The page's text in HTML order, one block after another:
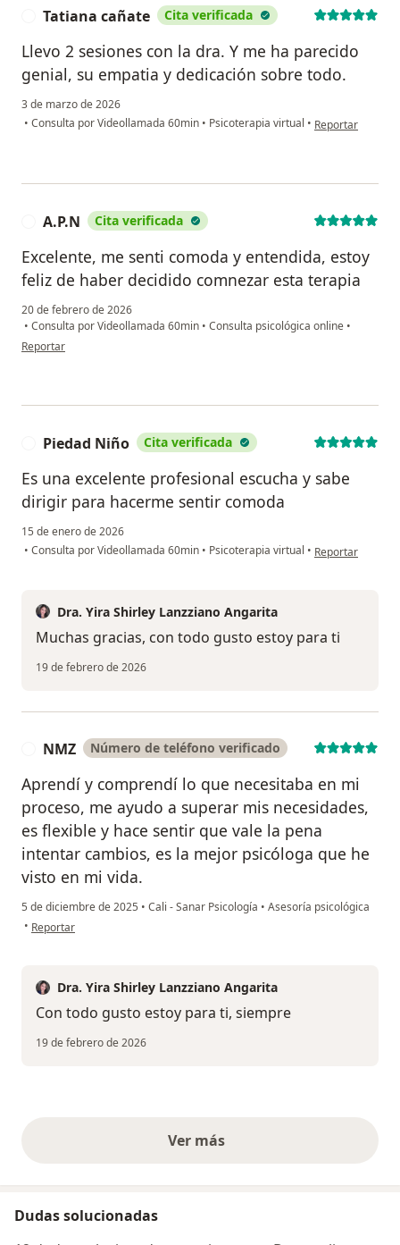
Tatiana cañate Cita verificada
Llevo 2 sesiones con la dra. Y me ha parecido
genial, su empatia y dedicación sobre todo.
3 de marzo de 2026
• Consulta por Videollamada 60min • Psicoterapia virtual • en opinión del
Reportar
A.P.N Cita verificada
Excelente, me senti comoda y entendida, estoy
feliz de haber decidido comnezar esta terapia
20 de febrero de 2026
• Consulta por Videollamada 60min • Consulta psicológica online •
en opinión del usuario A.P.N
Reportar
Piedad Niño Cita verificada
Es una excelente profesional escucha y sabe
dirigir para hacerme sentir comoda
15 de enero de 2026
• Consulta por Videollamada 60min • Psicoterapia virtual • en opinión del
Reportar
Dra. Yira Shirley Lanzziano Angarita
Muchas gracias, con todo gusto estoy para ti
19 de febrero de 2026
NMZ Número de teléfono verificado
Aprendí y comprendí lo que necesitaba en mi
proceso, me ayudo a superar mis necesidades,
es flexible y hace sentir que vale la pena
intentar cambios, es la mejor psicóloga que he
visto en mi vida.
5 de diciembre de 2025 • Cali - Sanar Psicología • Asesoría psicológica
• en opinión del usuario NMZ
Reportar
Dra. Yira Shirley Lanzziano Angarita
Con todo gusto estoy para ti, siempre
19 de febrero de 2026
Ver másopiniones anteriores
Dudas solucionadas